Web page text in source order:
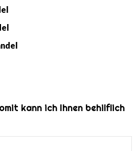
kann ich Ihnen behilflich